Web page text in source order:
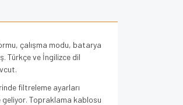
çalışma modu, batarya
Türkçe ve İngilizce dil
filtreleme ayarları
geliyor. Topraklama kablosu